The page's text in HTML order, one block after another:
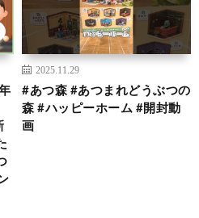
2025.11.29
#あつ森 #あつまれどうぶつの
森 #ハッピーホーム #開封動
画